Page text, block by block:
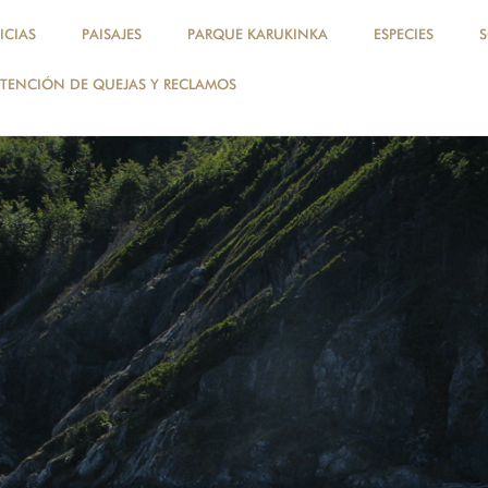
PAISAJES PARQUE KARUKINKA ESPECIES
DE QUEJAS Y RECLAMOS